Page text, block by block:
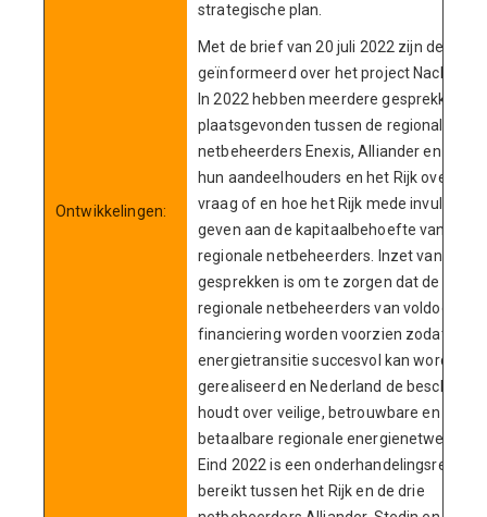
Ontwikkelingen:
strategische plan.
Met de brief van 20 juli 2022 zijn de
geïnformeerd over het project
In 2022 hebben meerdere gesprekken
plaatsgevonden tussen de regionale
netbeheerders Enexis, Alliander en
hun aandeelhouders en het Rijk over de
vraag of en hoe het Rijk mede invulling
geven aan de kapitaalbehoefte van de
regionale netbeheerders. Inzet van de
gesprekken is om te zorgen dat de
regionale netbeheerders van voldoende
financiering worden voorzien zodat de
energietransitie succesvol kan worden
gerealiseerd en Nederland de
houdt over veilige, betrouwbare en
betaalbare regionale energienetwerken.
Eind 2022 is een
bereikt tussen het Rijk en de drie